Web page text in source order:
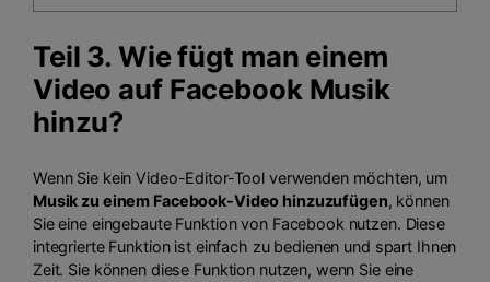
Teil 3. Wie fügt man einem
Video auf Facebook Musik
hinzu?
Wenn Sie kein Video-Editor-Tool verwenden möchten, um
Musik zu einem Facebook-Video hinzuzufügen, können
Sie eine eingebaute Funktion von Facebook nutzen. Diese
integrierte Funktion ist einfach zu bedienen und spart Ihnen
Zeit. Sie können diese Funktion nutzen, wenn Sie eine